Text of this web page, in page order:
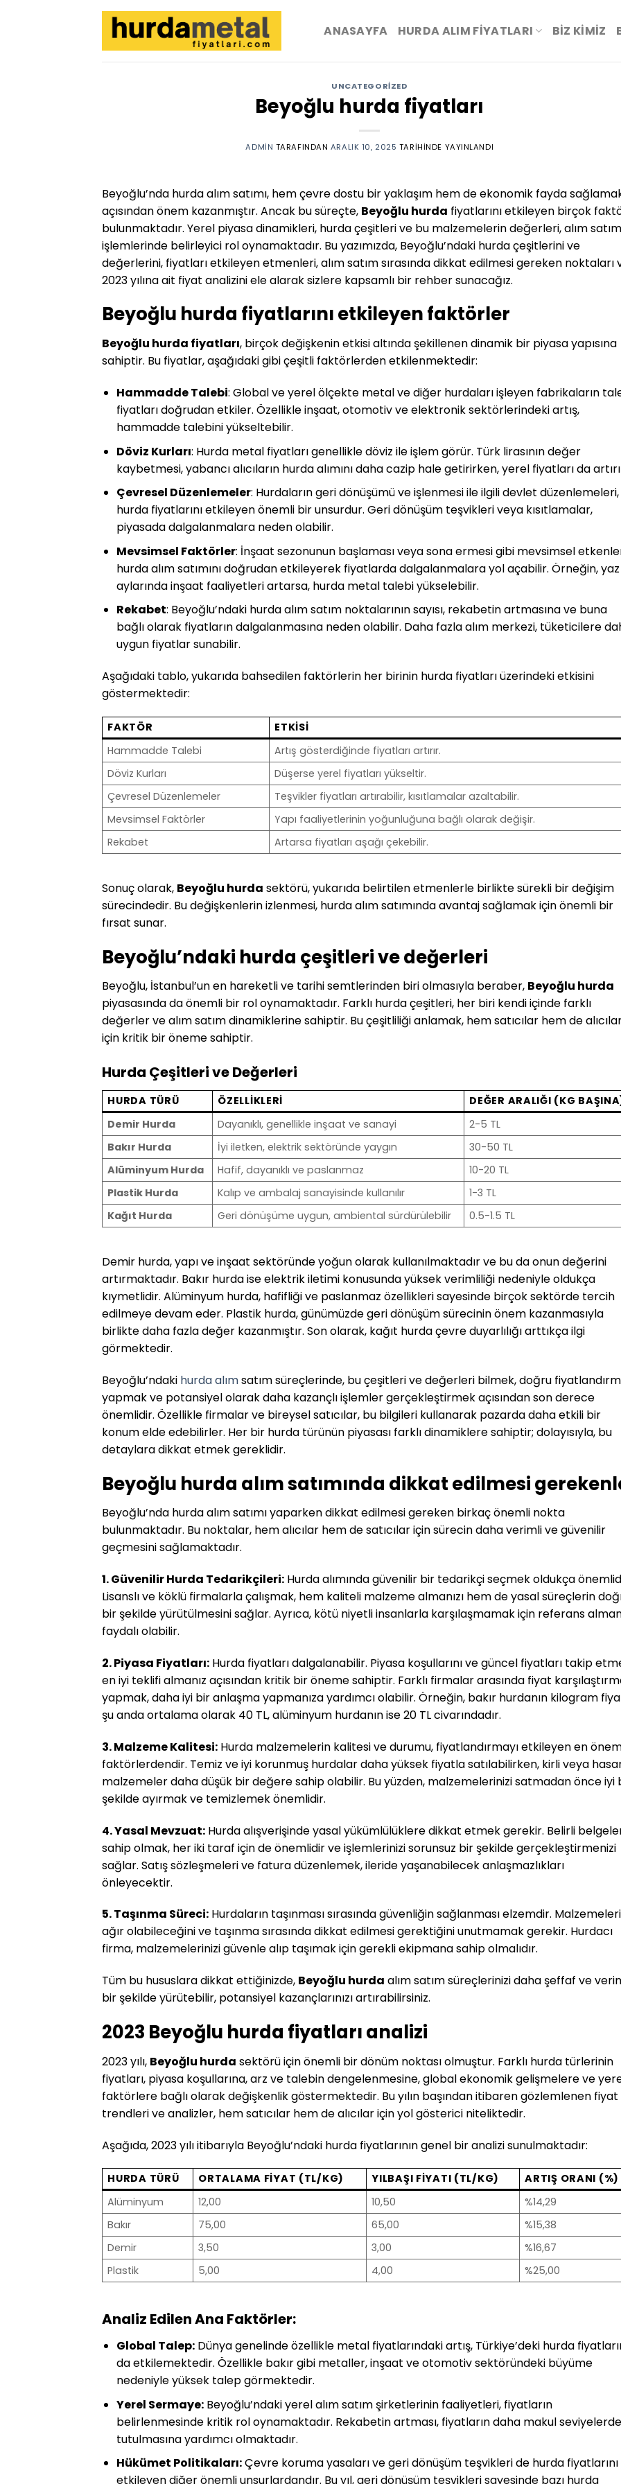
ANASAYFA HURDA ALIM FİYATLARI BIZ KIMIZ
UNCATEGORIZED
Beyoğlu hurda fiyatları
ADMIN TARAFINDAN ARALIK 10, 2025 TARIHINDE YAYINLANDI
Beyoğlu’nda hurda alım satımı, hem çevre dostu bir yaklaşım hem de ekonomik fayda
açısından önem kazanmıştır. Ancak bu süreçte, Beyoğlu hurda fiyatlarını etkileyen birçok
bulunmaktadır. Yerel piyasa dinamikleri, hurda çeşitleri ve bu malzemelerin değerleri, alım satım
işlemlerinde belirleyici rol oynamaktadır. Bu yazımızda, Beyoğlu’ndaki hurda çeşitlerini ve
değerlerini, fiyatları etkileyen etmenleri, alım satım sırasında dikkat edilmesi gereken noktaları
2023 yılına ait fiyat analizini ele alarak sizlere kapsamlı bir rehber sunacağız.
Beyoğlu hurda fiyatlarını etkileyen faktörler
Beyoğlu hurda fiyatları, birçok değişkenin etkisi altında şekillenen dinamik bir piyasa yapısına
sahiptir. Bu fiyatlar, aşağıdaki gibi çeşitli faktörlerden etkilenmektedir:
Hammadde Talebi: Global ve yerel ölçekte metal ve diğer hurdaları işleyen fabrikaların
fiyatları doğrudan etkiler. Özellikle inşaat, otomotiv ve elektronik sektörlerindeki artış,
hammadde talebini yükseltebilir.
Döviz Kurları: Hurda metal fiyatları genellikle döviz ile işlem görür. Türk lirasının değer
kaybetmesi, yabancı alıcıların hurda alımını daha cazip hale getirirken, yerel fiyatları da
Çevresel Düzenlemeler: Hurdaların geri dönüşümü ve işlenmesi ile ilgili devlet düzenlemeleri,
hurda fiyatlarını etkileyen önemli bir unsurdur. Geri dönüşüm teşvikleri veya kısıtlamalar,
piyasada dalgalanmalara neden olabilir.
Mevsimsel Faktörler: İnşaat sezonunun başlaması veya sona ermesi gibi mevsimsel
hurda alım satımını doğrudan etkileyerek fiyatlarda dalgalanmalara yol açabilir. Örneğin, yaz
aylarında inşaat faaliyetleri artarsa, hurda metal talebi yükselebilir.
Rekabet: Beyoğlu’ndaki hurda alım satım noktalarının sayısı, rekabetin artmasına ve buna
bağlı olarak fiyatların dalgalanmasına neden olabilir. Daha fazla alım merkezi, tüketicilere
uygun fiyatlar sunabilir.
Aşağıdaki tablo, yukarıda bahsedilen faktörlerin her birinin hurda fiyatları üzerindeki etkisini
göstermektedir:
FAKTÖR
ETKISI
Hammadde Talebi
Artış gösterdiğinde fiyatları artırır.
Döviz Kurları
Düşerse yerel fiyatları yükseltir.
Çevresel Düzenlemeler
Teşvikler fiyatları artırabilir, kısıtlamalar azaltabilir.
Mevsimsel Faktörler
Yapı faaliyetlerinin yoğunluğuna bağlı olarak değişir.
Rekabet
Artarsa fiyatları aşağı çekebilir.
Sonuç olarak, Beyoğlu hurda sektörü, yukarıda belirtilen etmenlerle birlikte sürekli bir değişim
sürecindedir. Bu değişkenlerin izlenmesi, hurda alım satımında avantaj sağlamak için önemli bir
fırsat sunar.
Beyoğlu’ndaki hurda çeşitleri ve değerleri
Beyoğlu, İstanbul’un en hareketli ve tarihi semtlerinden biri olmasıyla beraber, Beyoğlu hurda
piyasasında da önemli bir rol oynamaktadır. Farklı hurda çeşitleri, her biri kendi içinde farklı
değerler ve alım satım dinamiklerine sahiptir. Bu çeşitliliği anlamak, hem satıcılar hem de
için kritik bir öneme sahiptir.
Hurda Çeşitleri ve Değerleri
HURDA TÜRÜ ÖZELLIKLERI
DEĞER ARALIĞI (KG
Demir Hurda
Dayanıklı, genellikle inşaat ve sanayi
2-5 TL
Bakır Hurda
İyi iletken, elektrik sektöründe yaygın
30-50 TL
Alüminyum Hurda
Hafif, dayanıklı ve paslanmaz
10-20 TL
Plastik Hurda
Kalıp ve ambalaj sanayisinde kullanılır
1-3 TL
Kağıt Hurda
Geri dönüşüme uygun, ambiental sürdürülebilir 0.5-1.5 TL
Demir hurda, yapı ve inşaat sektöründe yoğun olarak kullanılmaktadır ve bu da onun değerini
artırmaktadır. Bakır hurda ise elektrik iletimi konusunda yüksek verimliliği nedeniyle oldukça
kıymetlidir. Alüminyum hurda, hafifliği ve paslanmaz özellikleri sayesinde birçok sektörde tercih
edilmeye devam eder. Plastik hurda, günümüzde geri dönüşüm sürecinin önem kazanmasıyla
birlikte daha fazla değer kazanmıştır. Son olarak, kağıt hurda çevre duyarlılığı arttıkça ilgi
görmektedir.
Beyoğlu’ndaki hurda alımsatım süreçlerinde, bu çeşitleri ve değerleri bilmek, doğru
yapmak ve potansiyel olarak daha kazançlı işlemler gerçekleştirmek açısından son derece
önemlidir. Özellikle firmalar ve bireysel satıcılar, bu bilgileri kullanarak pazarda daha etkili bir
konum elde edebilirler. Her bir hurda türünün piyasası farklı dinamiklere sahiptir; dolayısıyla, bu
detaylara dikkat etmek gereklidir.
Beyoğlu hurda alım satımında dikkat edilmesi
Beyoğlu’nda hurda alım satımı yaparken dikkat edilmesi gereken birkaç önemli nokta
bulunmaktadır. Bu noktalar, hem alıcılar hem de satıcılar için sürecin daha verimli ve güvenilir
geçmesini sağlamaktadır.
1. Güvenilir Hurda Tedarikçileri: Hurda alımında güvenilir bir tedarikçi seçmek oldukça
Lisanslı ve köklü firmalarla çalışmak, hem kaliteli malzeme almanızı hem de yasal süreçlerin
bir şekilde yürütülmesini sağlar. Ayrıca, kötü niyetli insanlarla karşılaşmamak için referans
faydalı olabilir.
2. Piyasa Fiyatları: Hurda fiyatları dalgalanabilir. Piyasa koşullarını ve güncel fiyatları takip
en iyi teklifi almanız açısından kritik bir öneme sahiptir. Farklı firmalar arasında fiyat
yapmak, daha iyi bir anlaşma yapmanıza yardımcı olabilir. Örneğin, bakır hurdanın kilogram
şu anda ortalama olarak 40 TL, alüminyum hurdanın ise 20 TL civarındadır.
3. Malzeme Kalitesi: Hurda malzemelerin kalitesi ve durumu, fiyatlandırmayı etkileyen en
faktörlerdendir. Temiz ve iyi korunmuş hurdalar daha yüksek fiyatla satılabilirken, kirli veya
malzemeler daha düşük bir değere sahip olabilir. Bu yüzden, malzemelerinizi satmadan önce iyi
şekilde ayırmak ve temizlemek önemlidir.
4. Yasal Mevzuat: Hurda alışverişinde yasal yükümlülüklere dikkat etmek gerekir. Belirli
sahip olmak, her iki taraf için de önemlidir ve işlemlerinizi sorunsuz bir şekilde gerçekleştirmenizi
sağlar. Satış sözleşmeleri ve fatura düzenlemek, ileride yaşanabilecek anlaşmazlıkları
önleyecektir.
5. Taşınma Süreci: Hurdaların taşınması sırasında güvenliğin sağlanması elzemdir.
ağır olabileceğini ve taşınma sırasında dikkat edilmesi gerektiğini unutmamak gerekir. Hurdacı
firma, malzemelerinizi güvenle alıp taşımak için gerekli ekipmana sahip olmalıdır.
Tüm bu hususlara dikkat ettiğinizde, Beyoğlu hurda alım satım süreçlerinizi daha şeffaf ve
bir şekilde yürütebilir, potansiyel kazançlarınızı artırabilirsiniz.
2023 Beyoğlu hurda fiyatları analizi
2023 yılı, Beyoğlu hurda sektörü için önemli bir dönüm noktası olmuştur. Farklı hurda türlerinin
fiyatları, piyasa koşullarına, arz ve talebin dengelenmesine, global ekonomik gelişmelere ve
faktörlere bağlı olarak değişkenlik göstermektedir. Bu yılın başından itibaren gözlemlenen fiyat
trendleri ve analizler, hem satıcılar hem de alıcılar için yol gösterici niteliktedir.
Aşağıda, 2023 yılı itibarıyla Beyoğlu’ndaki hurda fiyatlarının genel bir analizi sunulmaktadır:
HURDA TÜRÜ ORTALAMA FIYAT (TL/KG) YILBAŞI FIYATI (TL/KG)
ARTIŞ ORANI (%)
Alüminyum
12,00 10,50
%14,29
Bakır
75,00 65,00
%15,38
Demir
3,50 3,00
%16,67
Plastik
5,00 4,00 %25,00
Analiz Edilen Ana Faktörler:
Global Talep:Dünya genelinde özellikle metal fiyatlarındaki artış, Türkiye’deki hurda
da etkilemektedir. Özellikle bakır gibi metaller, inşaat ve otomotiv sektöründeki büyüme
nedeniyle yüksek talep görmektedir.
Yerel Sermaye:Beyoğlu’ndaki yerel alım satım şirketlerinin faaliyetleri, fiyatların
belirlenmesinde kritik rol oynamaktadır. Rekabetin artması, fiyatların daha makul seviyelerde
tutulmasına yardımcı olmaktadır.
Hükümet Politikaları:Çevre koruma yasaları ve geri dönüşüm teşvikleri de hurda fiyatlarını
etkileyen diğer önemli unsurlardandır. Bu yıl, geri dönüşüm teşvikleri sayesinde bazı hurda